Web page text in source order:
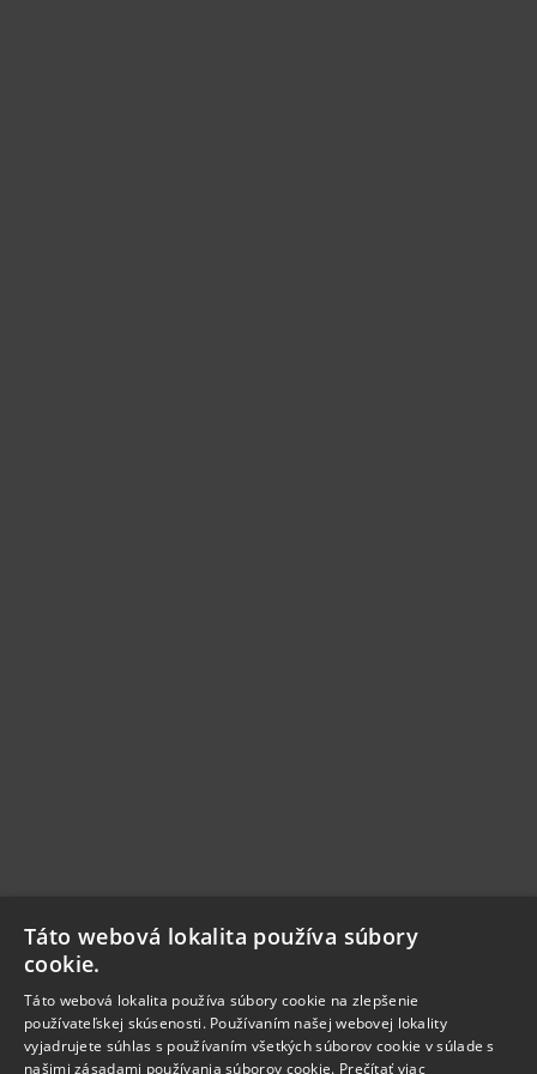
Táto webová lokalita používa súbory
cookie.
Táto webová lokalita používa súbory cookie na zlepšenie
používateľskej skúsenosti. Používaním našej webovej lokality
vyjadrujete súhlas s používaním všetkých súborov cookie v súlade s
našimi zásadami používania súborov cookie. Prečítať viac